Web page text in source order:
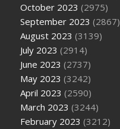
October 2023 (2975)
September 2023 (2867)
August 2023 (3139)
July 2023 (2914)
June 2023 (2737)
May 2023 (3242)
April 2023 (2590)
March 2023 (3244)
February 2023 (3212)